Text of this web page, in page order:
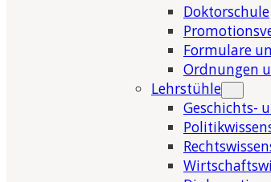
Doktorschule
Formulare
Ordnungen
Lehrstühle
Geschichts-